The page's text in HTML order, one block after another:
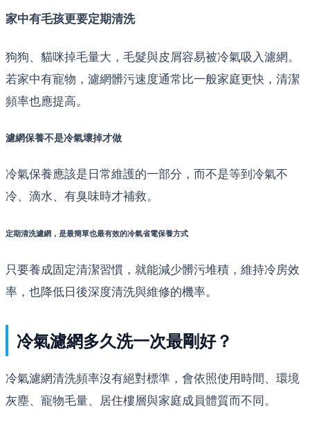
家中有毛孩更要定期清洗
狗狗、貓咪掉毛量大，毛髮與皮屑容易被冷氣吸入濾網。
若家中有寵物，濾網髒污速度通常比一般家庭更快，清潔
頻率也應提高。
濾網保養不是冷氣壞掉才做
冷氣保養應該是日常維護的一部分，而不是等到冷氣不
冷、滴水、有臭味時才補救。
定期清洗濾網，是最簡單也最有效的冷氣省電保養方式
只要養成固定清潔習慣，就能減少髒污堆積，維持冷房效
率，也降低日後深度清洗與維修的機率。
冷氣濾網多久洗一次最剛好？
冷氣濾網清洗頻率沒有絕對標準，會依照使用時間、環境
灰塵、寵物毛量、居住樓層與家庭成員體質而不同。